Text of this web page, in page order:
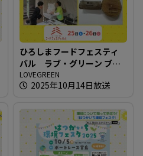
ひろしまフードフェスティ
バル ラブ・グリーン ブー
スでの取り組み
LOVEGREEN
2025年10月14日放送